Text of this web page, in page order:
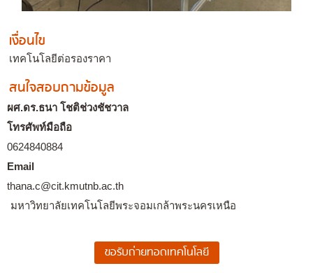
เงื่อนไข
เทคโนโลยีต่อรองราคา
สนใจสอบถามข้อมูล
ผศ.ดร.ธนา โชติช่วงชัชวาล
โทรศัพท์มือถือ
0624840884
Email
thana.c@cit.kmutnb.ac.th
มหาวิทยาลัยเทคโนโลยีพระจอมเกล้าพระนครเหนือ